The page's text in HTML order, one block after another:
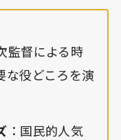
監督による時
な役どころを演
：国民的人気